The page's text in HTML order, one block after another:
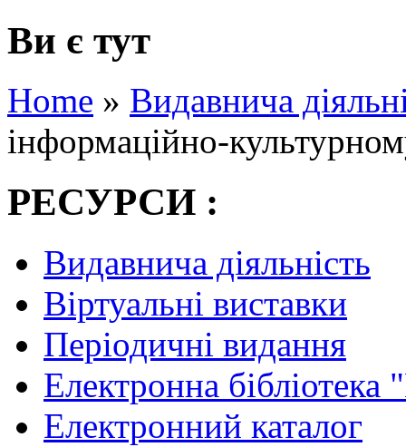
Ви є тут
Home » Видавнича
інформаційно-
РЕСУРСИ :
Видавнича діяльність
Віртуальні виставки
Періодичні видання
Електронна
Електронний каталог